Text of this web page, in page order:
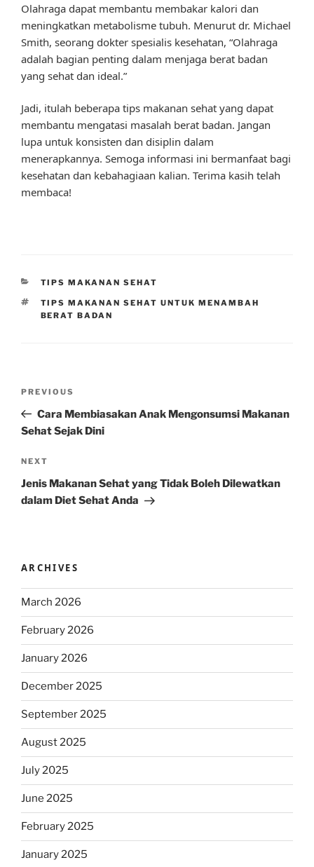
Olahraga dapat membantu membakar kalori dan
meningkatkan metabolisme tubuh. Menurut dr. Michael
Smith, seorang dokter spesialis kesehatan, “Olahraga
adalah bagian penting dalam menjaga berat badan
yang sehat dan ideal.”
Jadi, itulah beberapa tips makanan sehat yang dapat
membantu mengatasi masalah berat badan. Jangan
lupa untuk konsisten dan disiplin dalam
menerapkannya. Semoga informasi ini bermanfaat bagi
kesehatan dan kebahagiaan kalian. Terima kasih telah
membaca!
CATEGORIES
TIPS MAKANAN SEHAT
TAGS
TIPS MAKANAN SEHAT UNTUK MENAMBAH
BERAT BADAN
Previous
Post
PREVIOUS
Cara Membiasakan Anak Mengonsumsi Makanan
Sehat Sejak Dini
Next
Post
NEXT
Jenis Makanan Sehat yang Tidak Boleh Dilewatkan
dalam Diet Sehat Anda
ARCHIVES
March 2026
February 2026
January 2026
December 2025
September 2025
August 2025
July 2025
June 2025
February 2025
January 2025